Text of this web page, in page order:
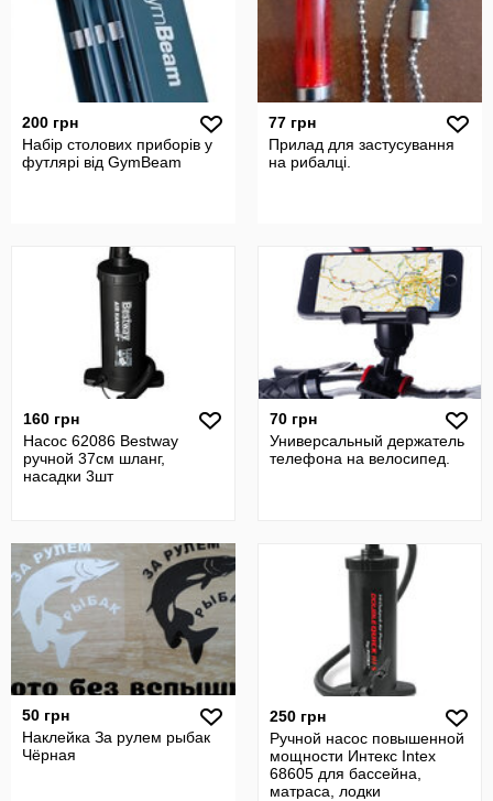
200 грн
Набір столових приборів у
футлярі від GymBeam
77 грн
Прилад для застусування
на рибалці.
160 грн
Насос 62086 Bestway
ручной 37см шланг,
насадки 3шт
70 грн
Универсальный держатель
телефона на велосипед.
50 грн
Наклейка За рулем рыбак
Чёрная
250 грн
Ручной насос повышенной
мощности Интекс Intex
68605 для бассейна,
матраса, лодки